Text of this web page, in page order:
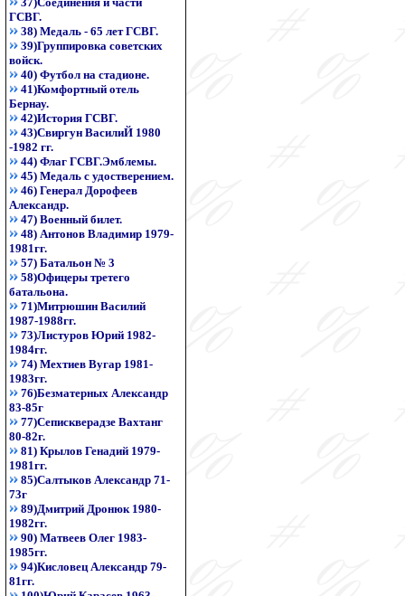
ГСВГ.
38) Медаль - 65 лет ГСВГ.
39)Группировка советских
войск.
40) Футбол на стадионе.
41)Комфортный отель
Бернау.
42)История ГСВГ.
43)Свиргун ВасилиЙ 1980
-1982 гг.
44) Флаг ГСВГ.Эмблемы.
45) Медаль с удостверением.
46) Генерал Дорофеев
Александр.
47) Военный билет.
48) Антонов Владимир 1979-
1981гг.
57) Батальон № 3
58)Офицеры третего
батальона.
71)Митрюшин Василий
1987-1988гг.
73)Листуров Юрий 1982-
1984гг.
74) Мехтиев Вугар 1981-
1983гг.
76)Безматерных Александр
83-85г
77)Сепискверадзе Вахтанг
80-82г.
81) Крылов Генадий 1979-
1981гг.
85)Салтыков Александр 71-
73г
89)Дмитрий Дронюк 1980-
1982гг.
90) Матвеев Олег 1983-
1985гг.
94)Кисловец Александр 79-
81гг.